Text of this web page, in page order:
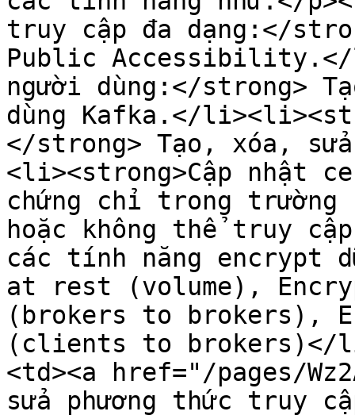
truy cập đa dạng:</
Public Accessibility.</
người dùng:</strong>
dùng Kafka.</
</strong> Tạo, xóa,
<li><strong>Cập nhật
chứng chỉ trong trường
hoặc không thể truy
các tính năng encrypt
at rest (volume),
(brokers to brokers),
(clients to brokers)</
<td><a href="/pages/
sửa phương thức truy